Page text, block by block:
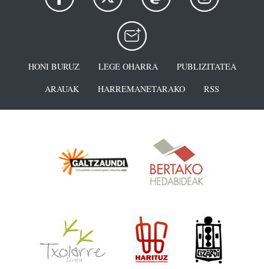
HONI BURUZ LEGE OHARRA
PUBLIZITATEA
ARAUAK
HARREMANETARAKO RSS